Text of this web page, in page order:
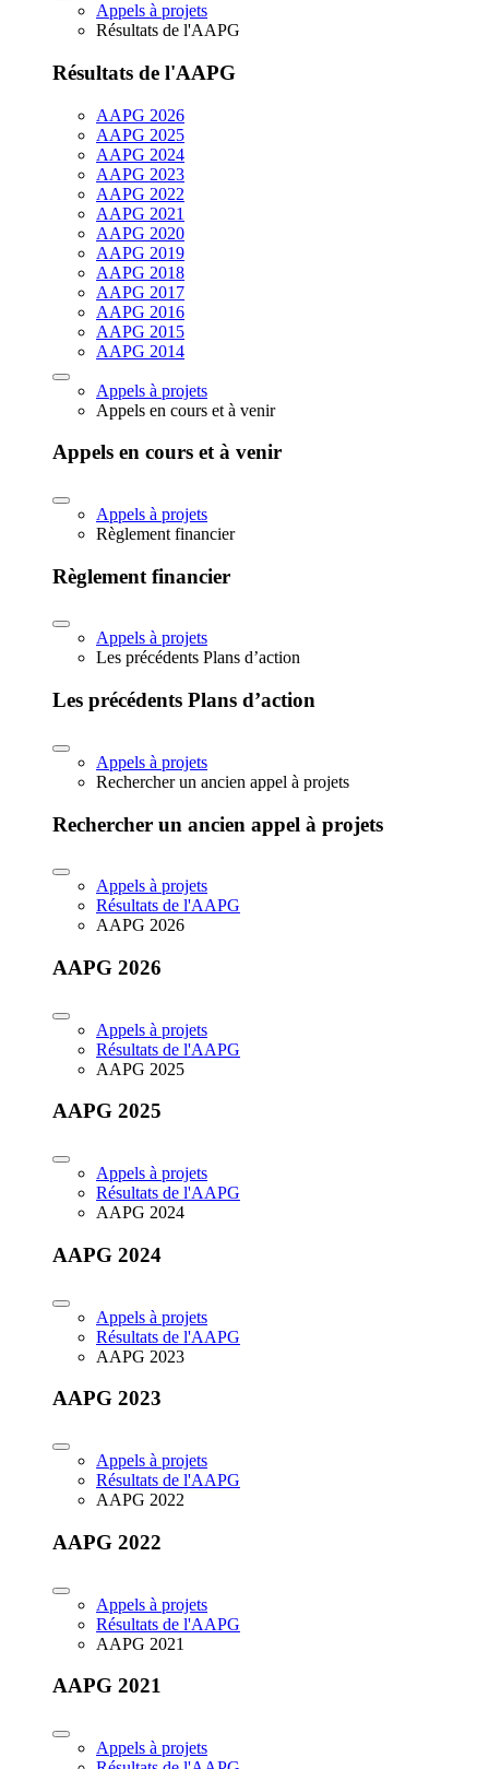
Appels à projets
Résultats de l'AAPG
Résultats de l'AAPG
AAPG 2026
AAPG 2025
AAPG 2024
AAPG 2023
AAPG 2022
AAPG 2021
AAPG 2020
AAPG 2019
AAPG 2018
AAPG 2017
AAPG 2016
AAPG 2015
AAPG 2014
Appels à projets
Appels en cours et à venir
Appels en cours et à venir
Appels à projets
Règlement financier
Règlement financier
Appels à projets
Les précédents Plans d’action
Les précédents Plans d’action
Appels à projets
Rechercher un ancien appel à projets
Rechercher un ancien appel à projets
Appels à projets
Résultats de l'AAPG
AAPG 2026
AAPG 2026
Appels à projets
Résultats de l'AAPG
AAPG 2025
AAPG 2025
Appels à projets
Résultats de l'AAPG
AAPG 2024
AAPG 2024
Appels à projets
Résultats de l'AAPG
AAPG 2023
AAPG 2023
Appels à projets
Résultats de l'AAPG
AAPG 2022
AAPG 2022
Appels à projets
Résultats de l'AAPG
AAPG 2021
AAPG 2021
Appels à projets